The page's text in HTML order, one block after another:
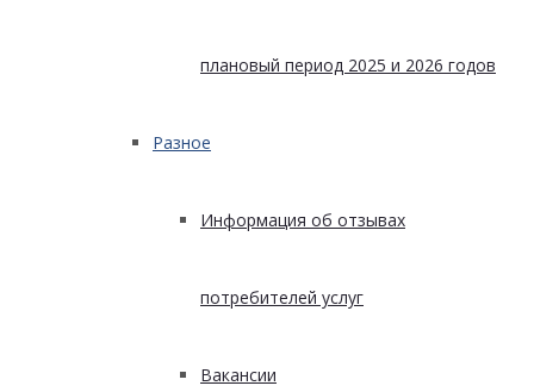
плановый период 2025 и 2026 годов
Разное
Информация об отзывах
потребителей услуг
Вакансии